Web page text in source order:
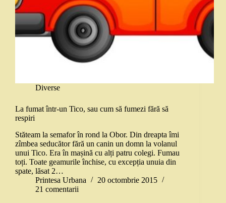
Diverse
La fumat într-un Tico, sau cum să fumezi fără să
respiri
Stăteam la semafor în rond la Obor. Din dreapta îmi
zîmbea seducător fără un canin un domn la volanul
unui Tico. Era în mașină cu alți patru colegi. Fumau
toți. Toate geamurile închise, cu excepția unuia din
spate, lăsat 2…
Printesa Urbana
20 octombrie 2015
21 comentarii